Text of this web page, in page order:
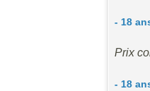
- 18
Prix
- 18